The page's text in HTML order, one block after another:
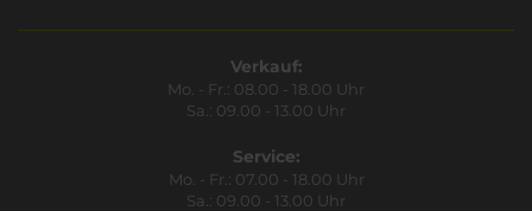
Verkauf:
Mo. - Fr.: 08.00 - 18.00 Uhr
Sa.: 09.00 - 13.00 Uhr
Service:
Mo. - Fr.: 07.00 - 18.00 Uhr
Sa.: 09.00 - 13.00 Uhr